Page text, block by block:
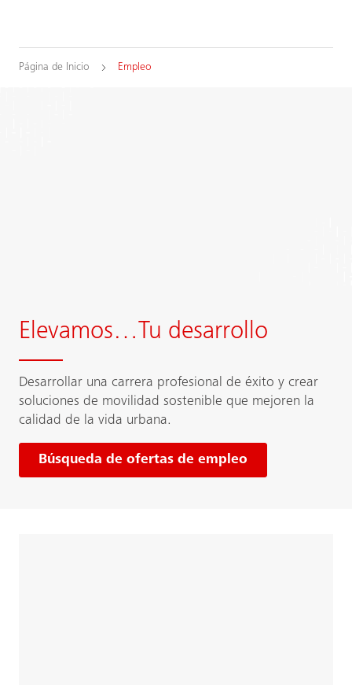
Página de Inicio Empleo
Elevamos…Tu desarrollo
Desarrollar una carrera profesional de éxito y crear
soluciones de movilidad sostenible que mejoren la
calidad de la vida urbana.
Búsqueda de ofertas de empleo